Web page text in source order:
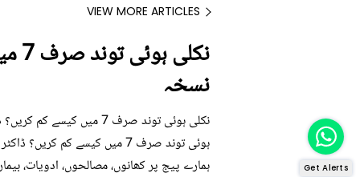
اور قدرتی حل
VIEW MORE ARTICLES
نسخہ
نکلی ہوئی توند صرف 7
ہوئی توند صرف 7 میں کیسے
ہمارے پیج پر کھانوں، مصالحوں، ادویات،
Get Alerts